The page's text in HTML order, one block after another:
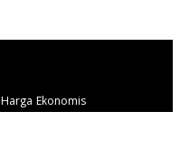
Harga Ekonomis